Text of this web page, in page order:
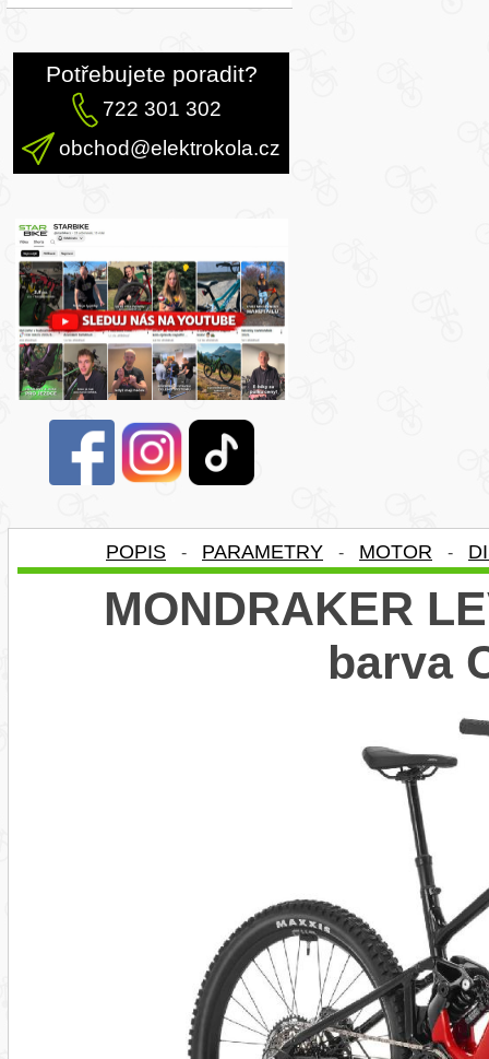
Potřebujete poradit?
722 301 302
obchod@elektrokola.cz
POPIS - PARAMETRY - MOTOR -
MONDRAKER
barva